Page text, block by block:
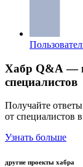
Хабр Q&A —
специалистов
Получайте
от специалистов
Узнать больше
другие проекты хабра